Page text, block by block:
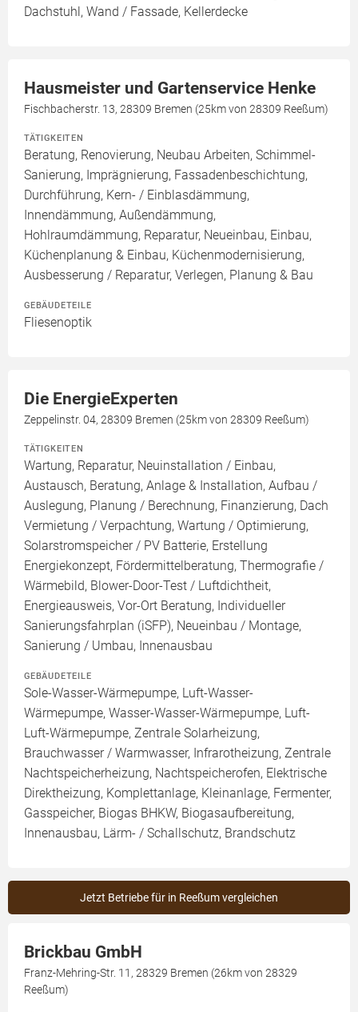
Dachstuhl, Wand / Fassade, Kellerdecke
Hausmeister und Gartenservice Henke
Fischbacherstr. 13, 28309 Bremen (25km von 28309 Reeßum)
TÄTIGKEITEN
Beratung, Renovierung, Neubau Arbeiten, Schimmel-
Sanierung, Imprägnierung, Fassadenbeschichtung,
Durchführung, Kern- / Einblasdämmung,
Innendämmung, Außendämmung,
Hohlraumdämmung, Reparatur, Neueinbau, Einbau,
Küchenplanung & Einbau, Küchenmodernisierung,
Ausbesserung / Reparatur, Verlegen, Planung & Bau
GEBÄUDETEILE
Fliesenoptik
Die EnergieExperten
Zeppelinstr. 04, 28309 Bremen (25km von 28309 Reeßum)
TÄTIGKEITEN
Wartung, Reparatur, Neuinstallation / Einbau,
Austausch, Beratung, Anlage & Installation, Aufbau /
Auslegung, Planung / Berechnung, Finanzierung, Dach
Vermietung / Verpachtung, Wartung / Optimierung,
Solarstromspeicher / PV Batterie, Erstellung
Energiekonzept, Fördermittelberatung, Thermografie /
Wärmebild, Blower-Door-Test / Luftdichtheit,
Energieausweis, Vor-Ort Beratung, Individueller
Sanierungsfahrplan (iSFP), Neueinbau / Montage,
Sanierung / Umbau, Innenausbau
GEBÄUDETEILE
Sole-Wasser-Wärmepumpe, Luft-Wasser-
Wärmepumpe, Wasser-Wasser-Wärmepumpe, Luft-
Luft-Wärmepumpe, Zentrale Solarheizung,
Brauchwasser / Warmwasser, Infrarotheizung, Zentrale
Nachtspeicherheizung, Nachtspeicherofen, Elektrische
Direktheizung, Komplettanlage, Kleinanlage, Fermenter,
Gasspeicher, Biogas BHKW, Biogasaufbereitung,
Innenausbau, Lärm- / Schallschutz, Brandschutz
Jetzt Betriebe für in Reeßum vergleichen
Brickbau GmbH
Franz-Mehring-Str. 11, 28329 Bremen (26km von 28329
Reeßum)